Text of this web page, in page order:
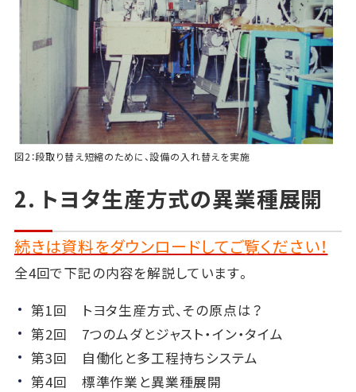
図2：段取り替え短縮のために、設備の入れ替えを実施
2. トヨタ生産方式の異業種展開
続きは資料をダウンロードしてご覧ください！
全4回で下記の内容を解説しています。
第1回 トヨタ生産方式、その原点は？
第2回 7つのムダとジャスト・イン・タイム
第3回 自働化と多工程持ちシステム
第4回 標準作業と異業種展開